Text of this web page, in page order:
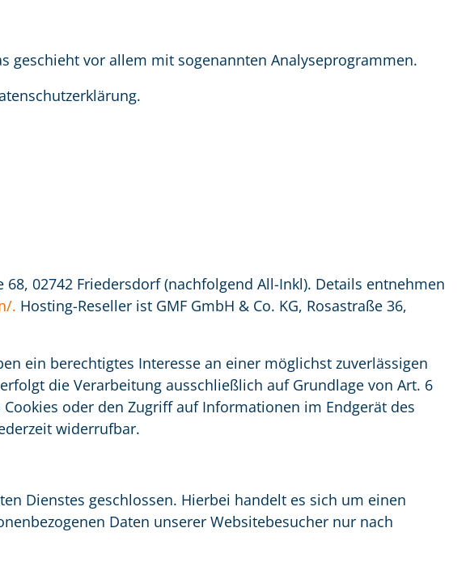
geschieht vor allem mit sogenannten Analyseprogrammen.
02742 Friedersdorf (nachfolgend All-Inkl). Details entnehmen
. Hosting-Reseller ist GMF GmbH & Co. KG, Rosastraße 36,
ein berechtigtes Interesse an einer möglichst zuverlässigen
die Verarbeitung ausschließlich auf Grundlage von Art. 6
oder den Zugriff auf Informationen im Endgerät des
widerrufbar.
Dienstes geschlossen. Hierbei handelt es sich um einen
Daten unserer Websitebesucher nur nach